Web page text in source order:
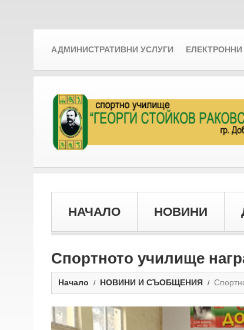
АДМИНИСТРАТИВНИ УСЛУГИ
НАЧАЛО НОВИНИ
Спортното училище
Начало НОВИНИ И СЪОБЩЕНИЯ